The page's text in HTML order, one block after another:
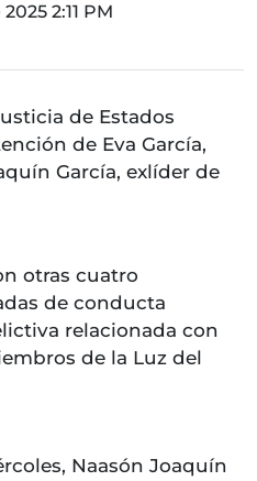
2:11 PM
de Estados
de Eva García,
García, exlíder de
otras cuatro
de conducta
relacionada con
de la Luz del
Naasón Joaquín